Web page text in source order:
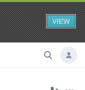
VIEW